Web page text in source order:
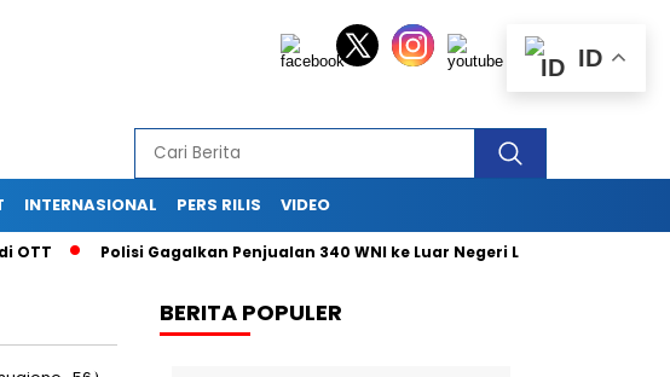
INTERNASIONAL PERS RILIS VIDEO
Polisi Gagalkan Penjualan 340 WNI ke Luar Negeri Lewat Bandara Soetta
BERITA POPULER
ID